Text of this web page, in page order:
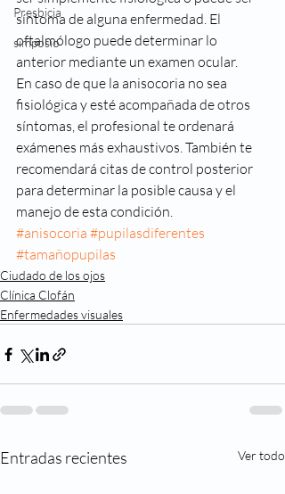
Presbicia
simposio
síntoma de alguna enfermedad. El
oftalmólogo puede determinar lo
anterior mediante un examen ocular.
En caso de que la anisocoria no sea
fisiológica y esté acompañada de otros
síntomas, el profesional te ordenará
exámenes más exhaustivos. También te
recomendará citas de control posterior
para determinar la posible causa y el
manejo de esta condición.
#anisocoria #pupilasdiferentes
#tamañopupilas
Ciudado de los ojos
Clínica Clofán
Enfermedades visuales
Entradas recientes Ver todo